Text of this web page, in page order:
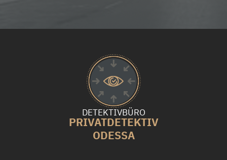
DETEKTIVBÜRO
PRIVATDETEKTIV
ODESSA